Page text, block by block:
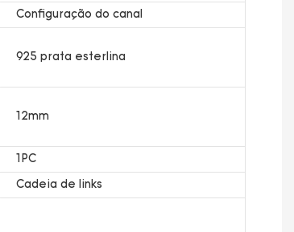
Configuração do canal
925 prata esterlina
12mm
1PC
Cadeia de links